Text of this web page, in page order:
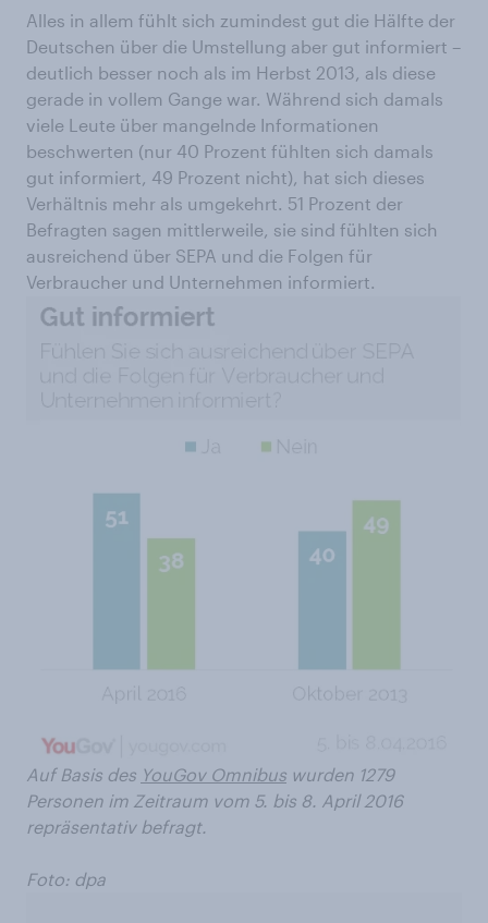
Alles in allem fühlt sich zumindest gut die Hälfte der
Deutschen über die Umstellung aber gut informiert –
deutlich besser noch als im Herbst 2013, als diese
gerade in vollem Gange war. Während sich damals
viele Leute über mangelnde Informationen
beschwerten (nur 40 Prozent fühlten sich damals
gut informiert, 49 Prozent nicht), hat sich dieses
Verhältnis mehr als umgekehrt. 51 Prozent der
Befragten sagen mittlerweile, sie sind fühlten sich
ausreichend über SEPA und die Folgen für
Verbraucher und Unternehmen informiert.
Auf Basis des YouGov Omnibus wurden 1279
Personen im Zeitraum vom 5. bis 8. April 2016
repräsentativ befragt.
Foto: dpa